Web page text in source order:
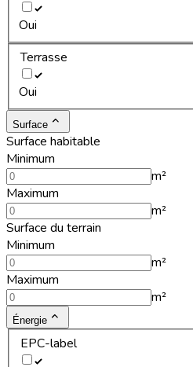
Oui
Terrasse
Oui
Surface
Surface habitable
Minimum
m²
Maximum
m²
Surface du terrain
Minimum
m²
Maximum
m²
Énergie
EPC-label